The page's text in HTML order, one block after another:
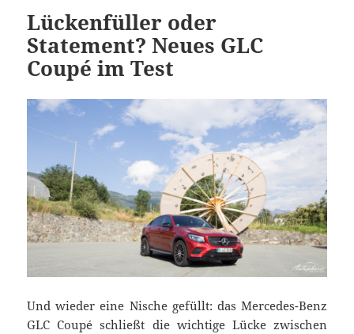
Lückenfüller oder
Statement? Neues GLC
Coupé im Test
Und wieder eine Nische gefüllt: das Mercedes-Benz
GLC Coupé schließt die wichtige Lücke zwischen